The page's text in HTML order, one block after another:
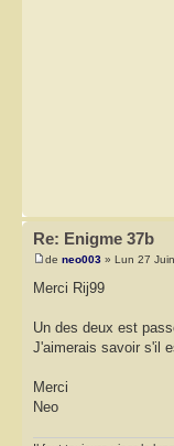
Re: Enigme 37b
de neo003 » Lun 27
Merci Rij99
Un des deux est
J'aimerais savoir s'il
Merci
Neo